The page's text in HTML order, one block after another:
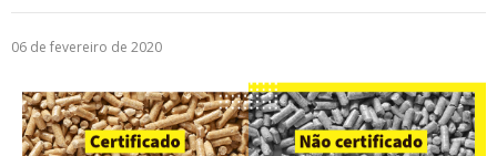
06 de fevereiro de 2020